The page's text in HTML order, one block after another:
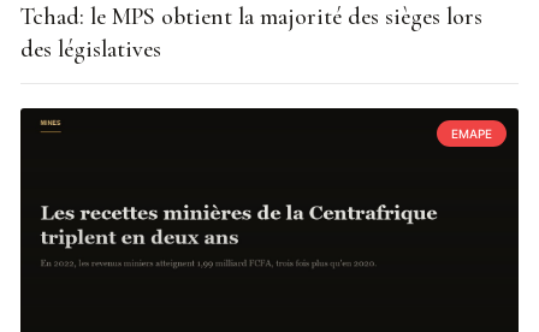
Tchad: le MPS obtient la majorité des sièges lors
des législatives
EMAPE